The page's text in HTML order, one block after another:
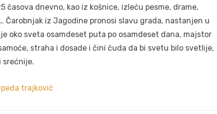
časova dnevno, kao iz košnice, izleću pesme, drame,
Čarobnjak iz Jagodine pronosi slavu grada, nastanjen u
oko sveta osamdeset puta po osamdeset dana, majstor
straha i dosade i čini čuda da bi svetu bilo svetlije,
srećnije.
peđa trajković